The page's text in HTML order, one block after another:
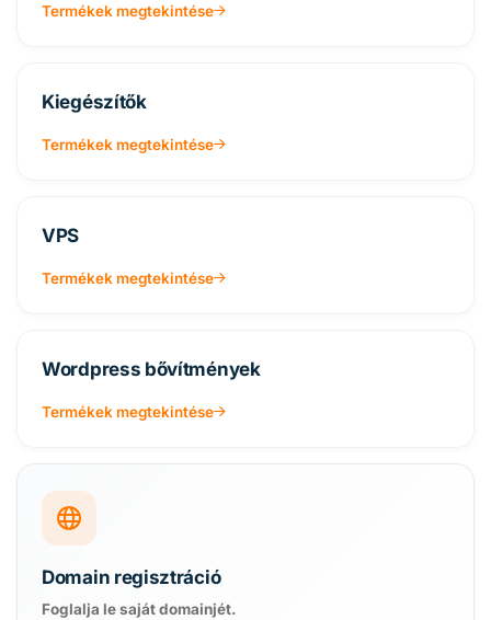
Termékek megtekintése
Kiegészítők
Termékek megtekintése
VPS
Termékek megtekintése
Wordpress bővítmények
Termékek megtekintése
Domain regisztráció
Foglalja le saját domainjét.